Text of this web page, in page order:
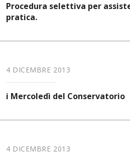
Procedura selettiva per
pratica.
4 DICEMBRE 2013
i Mercoledì del Conservatorio
4 DICEMBRE 2013